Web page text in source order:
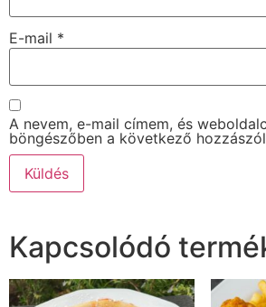
E-mail *
A nevem, e-mail címem, és
böngészőben a következő
Kapcsolódó